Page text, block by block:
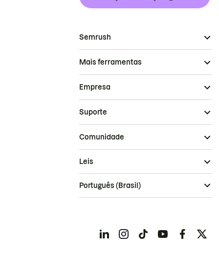
Semrush
Mais ferramentas
Empresa
Suporte
Comunidade
Leis
Português (Brasil)